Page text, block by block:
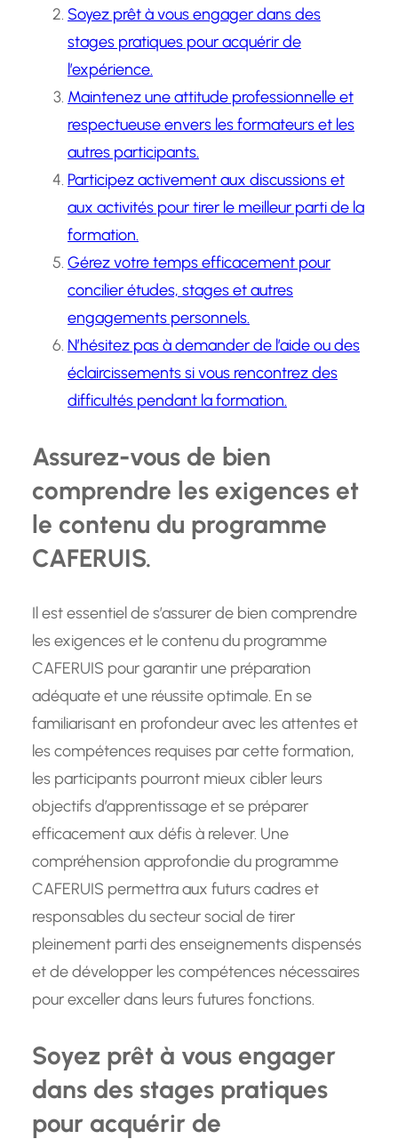
Soyez prêt à vous engager dans des
stages pratiques pour acquérir de
l’expérience.
Maintenez une attitude professionnelle et
respectueuse envers les formateurs et les
autres participants.
Participez activement aux discussions et
aux activités pour tirer le meilleur parti de la
formation.
Gérez votre temps efficacement pour
concilier études, stages et autres
engagements personnels.
N’hésitez pas à demander de l’aide ou des
éclaircissements si vous rencontrez des
difficultés pendant la formation.
Assurez-vous de bien
comprendre les exigences et
le contenu du programme
CAFERUIS.
Il est essentiel de s’assurer de bien comprendre
les exigences et le contenu du programme
CAFERUIS pour garantir une préparation
adéquate et une réussite optimale. En se
familiarisant en profondeur avec les attentes et
les compétences requises par cette formation,
les participants pourront mieux cibler leurs
objectifs d’apprentissage et se préparer
efficacement aux défis à relever. Une
compréhension approfondie du programme
CAFERUIS permettra aux futurs cadres et
responsables du secteur social de tirer
pleinement parti des enseignements dispensés
et de développer les compétences nécessaires
pour exceller dans leurs futures fonctions.
Soyez prêt à vous engager
dans des stages pratiques
pour acquérir de